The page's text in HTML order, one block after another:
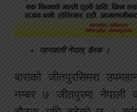
जानकारी नेपाल, डेस्क ।
बाराको जीतपुरसिमरा
नम्बर ७ जीतपुरमा नेपाली